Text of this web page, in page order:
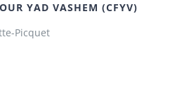
YAD VASHEM (CFYV)
Picquet